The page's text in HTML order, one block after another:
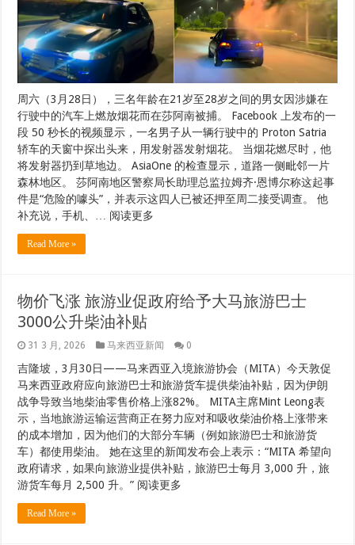
周六（3月28日），三名年龄在21岁至28岁之间的男女因涉嫌在
行驶中的汽车上燃放烟花而在莎阿南被捕。 Facebook 上发布的一
段 50 秒长的视频显示，一名男子从一辆行驶中的 Proton Satria
轿车的天窗中探出头来，用发射器发射烟花。 当烟花燃尽时，他
将发射器扔到草地边。 AsiaOne 的检查显示，道路一侧毗邻一片
森林地区。 莎阿南地区警察局长助理总监拉姆齐·恩博尔称这起事
件是“危险的噱头”，并表示这四人已被还押至周二接受调查。 他
补充说，手机、… 阅读更多
Read More »
物价飞涨 旅游业促政府给予大马旅游巴士
3000公升柴油补贴
31 3 月, 2026 马来西亚新闻 0
吉隆坡，3月30日——马来西亚入境旅游协会（MITA）今天敦促
马来西亚政府应向旅游巴士和旅游货车提供柴油补贴，因为伊朗
战争导致当地柴油零售价格上涨82%。 MITA主席Mint Leong表
示，当地旅游运输运营商正在努力应对和吸收柴油价格上涨带来
的成本增加，因为他们的大部分车辆（例如旅游巴士和旅游货
车）都使用柴油。 她在这里的新闻发布会上表示：“MITA 希望向
政府请求，如果向旅游业提供补贴，旅游巴士每月 3,000 升，旅
游货车每月 2,500 升。” 阅读更多
Read More »